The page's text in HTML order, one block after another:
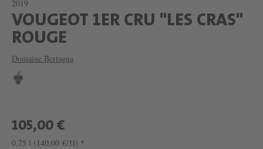
2019
VOUGEOT 1ER CRU "LES CRAS"
ROUGE
E
U
Domaine Bertagna
105,00 €
0.75 l (140,00 €/1l) *